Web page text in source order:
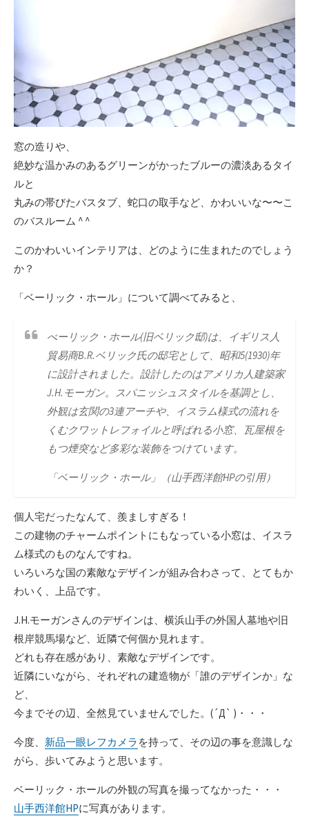
窓の造りや、
絶妙な温かみのあるグリーンがかったブルーの濃淡あるタイ
ルと
丸みの帯びたバスタブ、蛇口の取手など、かわいいな〜〜こ
のバスルーム ^ ^
このかわいいインテリアは、どのように生まれたのでしょう
か？
「ベーリック・ホール」について調べてみると、
べーリック・ホール(旧ベリック邸)は、イギリス人
貿易商B.R.ベリック氏の邸宅として、昭和5(1930)年
に設計されました。設計したのはアメリカ人建築家
J.H.モーガン。スパニッシュスタイルを基調とし、
外観は玄関の3連アーチや、イスラム様式の流れを
くむクワットレフォイルと呼ばれる小窓、瓦屋根を
もつ煙突など多彩な装飾をつけています。
「ベーリック・ホール」（山手西洋館HPの引用）
個人宅だったなんて、羨ましすぎる！
この建物のチャームポイントにもなっている小窓は、イスラ
ム様式のものなんですね。
いろいろな国の素敵なデザインが組み合わさって、とてもか
わいく、上品です。
J.H.モーガンさんのデザインは、横浜山手の外国人墓地や旧
根岸競馬場など、近隣で何個か見れます。
どれも存在感があり、素敵なデザインです。
近隣にいながら、それぞれの建造物が「誰のデザインか」な
ど、
今までその辺、全然見ていませんでした。(´Д` )・・・
今度、 新品一眼レフカメラ を持って、その辺の事を意識しな
がら、歩いてみようと思います。
ベーリック・ホールの外観の写真を撮ってなかった・・・
山手西洋館HPに写真があります。